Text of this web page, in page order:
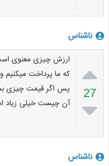
ناشناس

27

ارزش چیزی معنوی
که ما پرداخت
پس اگر قیمت چیزی
آن چیست خیلی زیاد
ناشناس